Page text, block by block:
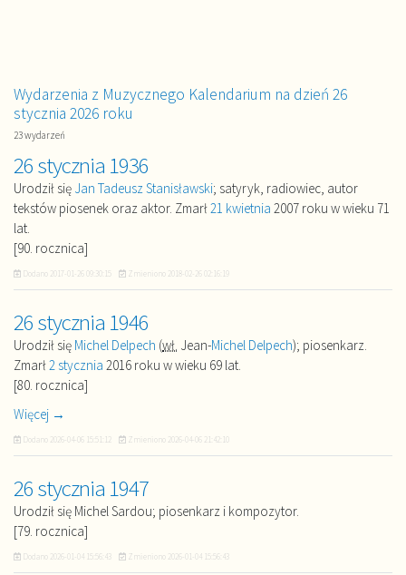
Wydarzenia z Muzycznego Kalendarium na dzień 26
stycznia 2026 roku
23 wydarzeń
26 stycznia 1936
Urodził się Jan Tadeusz Stanisławski; satyryk, radiowiec, autor
tekstów piosenek oraz aktor. Zmarł21 kwietnia 2007 roku w wieku 71
lat.
[90. rocznica]
Dodano 2017-01-26 09:30:15 Zmieniono 2018-02-26 02:16:19
26 stycznia 1946
Urodził się Michel Delpech (wł. Jean-Michel Delpech); piosenkarz.
Zmarł2 stycznia 2016 roku w wieku 69 lat.
[80. rocznica]
Więcej →
Dodano 2026-04-06 15:51:12 Zmieniono 2026-04-06 21:42:10
26 stycznia 1947
Urodził się Michel Sardou; piosenkarz i kompozytor.
[79. rocznica]
Dodano 2026-01-04 15:56:43 Zmieniono 2026-01-04 15:56:43